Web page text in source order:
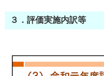
３．評価実施内訳等